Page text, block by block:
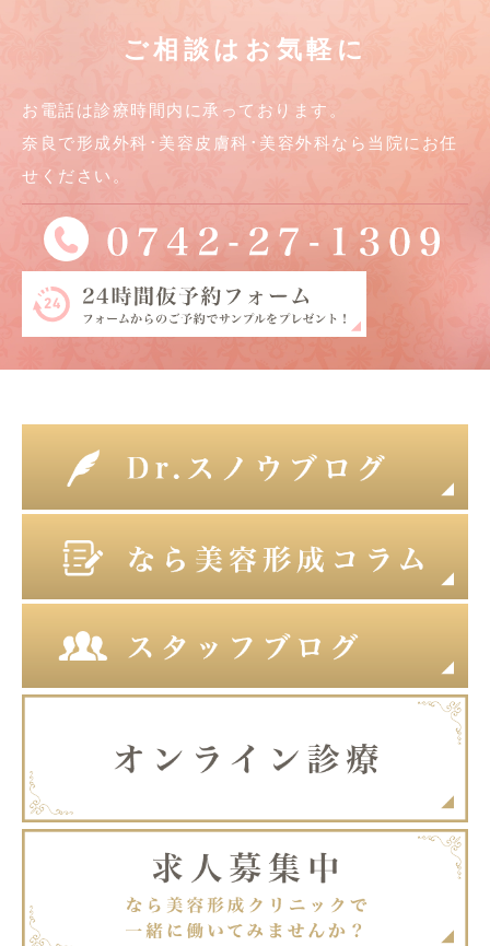
ご相談はお気軽に
お電話は診療時間内に承っております。
奈良で形成外科･美容皮膚科･美容外科なら当院にお任
せください。